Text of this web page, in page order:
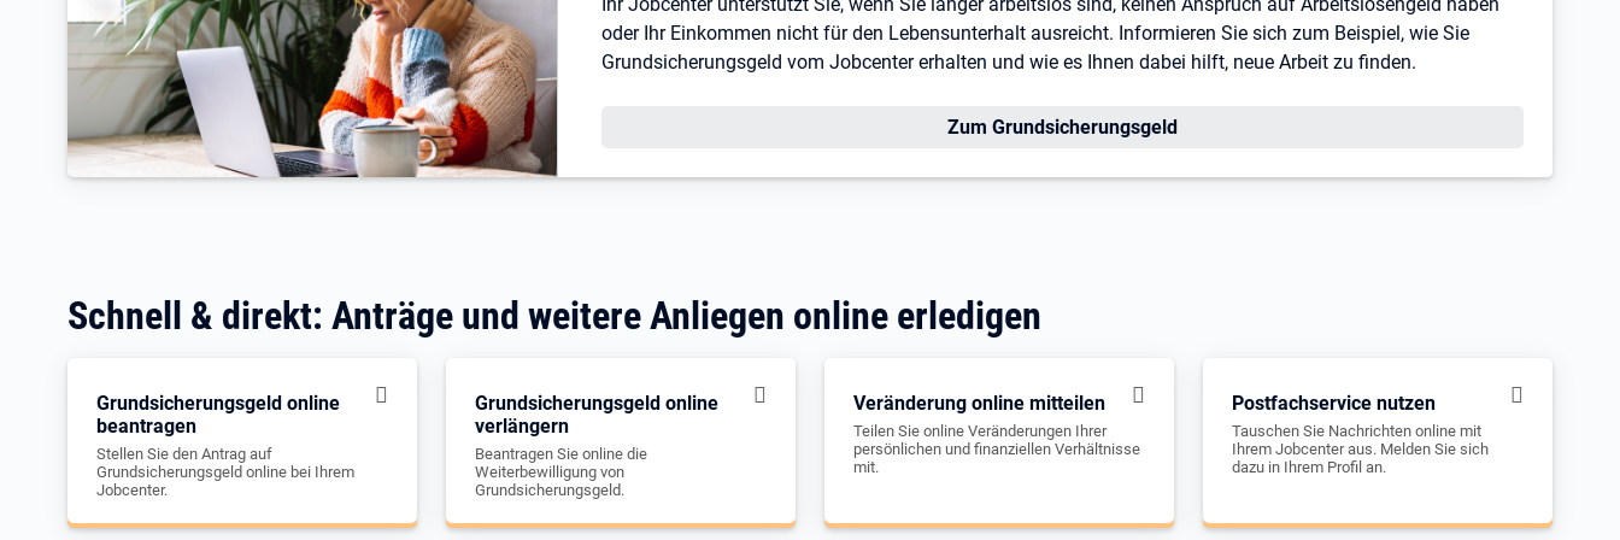
oder Ihr Einkommen nicht für den Lebensunterhalt ausreicht. Informieren Sie sich zum Beispiel, wie Sie
Grundsicherungsgeld vom Jobcenter erhalten und wie es Ihnen dabei hilft, neue Arbeit zu finden.
Zum Grundsicherungsgeld
Schnell & direkt: Anträge und weitere Anliegen online erledigen
Grundsicherungsgeld online
beantragen
Stellen Sie den Antrag auf
Grundsicherungsgeld online bei Ihrem
Jobcenter.
Grundsicherungsgeld online
verlängern
Beantragen Sie online die
Weiterbewilligung von
Grundsicherungsgeld.
Veränderung online mitteilen
Teilen Sie online Veränderungen Ihrer
persönlichen und finanziellen Verhältnisse
mit.
Postfachservice nutzen
Tauschen Sie Nachrichten online mit
Ihrem Jobcenter aus. Melden Sie sich
dazu in Ihrem Profil an.